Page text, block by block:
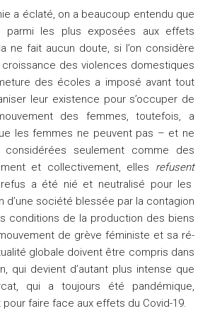
a éclaté, on a beaucoup entendu que
parmi les plus exposées aux effets
ne fait aucun doute, si l’on considère
des violences domestiques
des écoles a imposé avant tout
leur existence pour s’occuper de
des femmes, toutefois, a
les femmes ne peuvent pas – et ne
seulement comme des
et collectivement, elles refusent
refus a été nié et neutralisé pour les
d’une société blessée par la contagion
conditions de la production des biens
de grève féministe et sa ré-
globale doivent être compris dans
qui devient d’autant plus intense que
qui a toujours été pandémique,
faire face aux effets du Covid-19.